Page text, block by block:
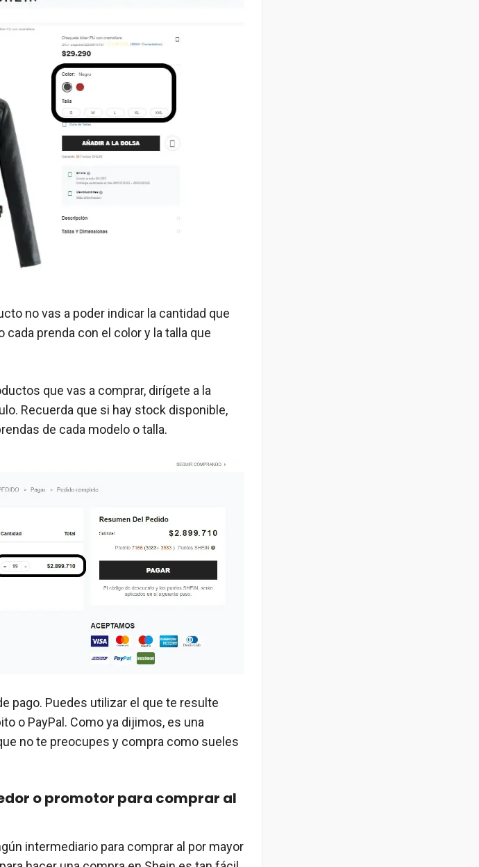
no vas a poder indicar la cantidad que
prenda con el color y la talla que
que vas a comprar, dirígete a la
Recuerda que si hay stock disponible,
de cada modelo o talla.
pago. Puedes utilizar el que te resulte
o PayPal. Como ya dijimos, es una
no te preocupes y compra como sueles
o promotor para comprar al
intermediario para comprar al por mayor